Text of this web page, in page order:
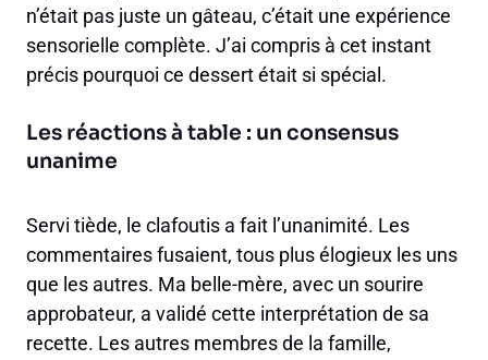
n’était pas juste un gâteau, c’était une expérience
sensorielle complète. J’ai compris à cet instant
précis pourquoi ce dessert était si spécial.
Les réactions à table : un consensus
unanime
Servi tiède, le clafoutis a fait l’unanimité. Les
commentaires fusaient, tous plus élogieux les uns
que les autres. Ma belle-mère, avec un sourire
approbateur, a validé cette interprétation de sa
recette. Les autres membres de la famille,